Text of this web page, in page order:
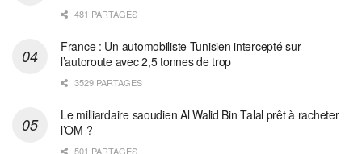
481 PARTAGES
France : Un automobiliste Tunisien intercepté sur
l’autoroute avec 2,5 tonnes de trop
3529 PARTAGES
Le milliardaire saoudien Al Walid Bin Talal prêt à racheter
l’OM ?
501 PARTAGES